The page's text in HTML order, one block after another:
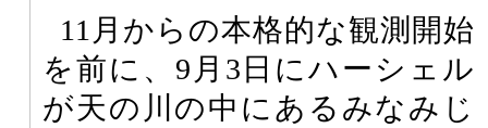
11月からの本格的な観測開始
を前に、9月3日にハーシェル
が天の川の中にあるみなみじ